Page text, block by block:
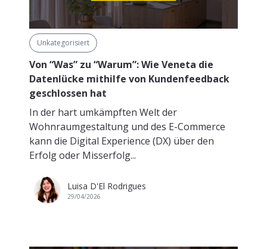
Unkategorisiert
Von “Was” zu “Warum”: Wie Veneta die
Datenlücke mithilfe von Kundenfeedback
geschlossen hat
In der hart umkämpften Welt der
Wohnraumgestaltung und des E-Commerce
kann die Digital Experience (DX) über den
Erfolg oder Misserfolg...
Luisa D'El Rodrigues
29/04/2026